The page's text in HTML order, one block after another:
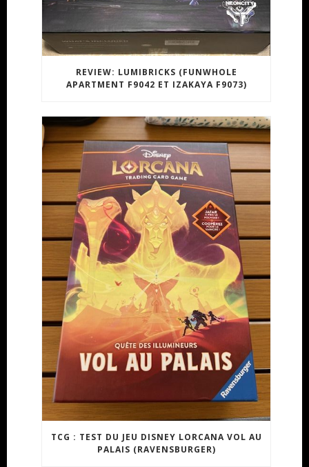
REVIEW: LUMIBRICKS (FUNWHOLE
APARTMENT F9042 ET IZAKAYA F9073)
TCG : TEST DU JEU DISNEY LORCANA VOL AU
PALAIS (RAVENSBURGER)